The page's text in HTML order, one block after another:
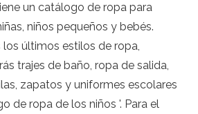
un catálogo de ropa para
niños pequeños y bebés.
últimos estilos de ropa,
trajes de baño, ropa de salida,
zapatos y uniformes escolares
de ropa de los niños '. Para el